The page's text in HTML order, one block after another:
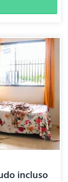
incluso